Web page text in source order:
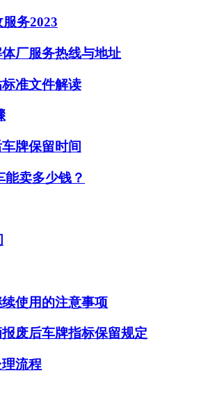
务2023
厂服务热线与地址
准文件解读
牌保留时间
卖多少钱？
使用的注意事项
废后车牌指标保留规定
流程